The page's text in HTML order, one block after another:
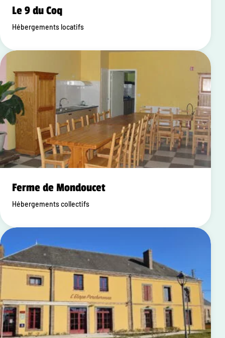
Le 9 du Coq
Hébergements locatifs
Ferme de Mondoucet
Hébergements collectifs